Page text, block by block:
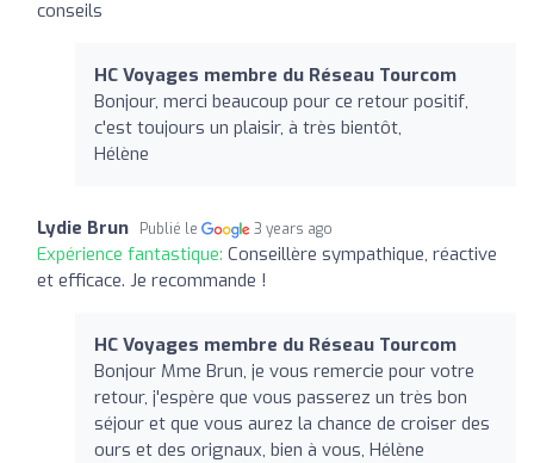
conseils
HC Voyages membre du Réseau Tourcom
Bonjour, merci beaucoup pour ce retour positif,
c'est toujours un plaisir, à très bientôt,
Hélène
Lydie Brun Publié le 3 years ago
Expérience fantastique: Conseillère sympathique, réactive
et efficace. Je recommande !
HC Voyages membre du Réseau Tourcom
Bonjour Mme Brun, je vous remercie pour votre
retour, j'espère que vous passerez un très bon
séjour et que vous aurez la chance de croiser des
ours et des orignaux, bien à vous, Hélène